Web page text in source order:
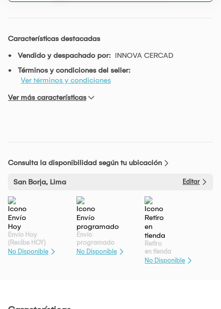
Características destacadas
Vendido y despachado por: INNOVA CERCAD
Términos y condiciones del seller:
Ver términos y condiciones
Ver más características
Consulta la disponibilidad según tu ubicación
San Borja, Lima Editar
Envío Hoy
(Recibe HOY)
No Disponible
Envío
programado
No Disponible
Retiro
en tienda
No Disponible